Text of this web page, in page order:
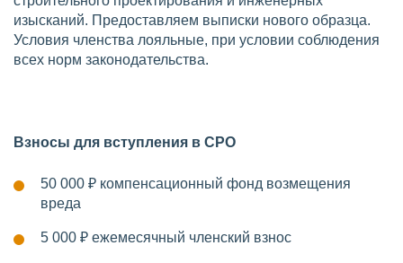
изысканий. Предоставляем выписки нового образца.
Условия членства лояльные, при условии соблюдения
всех норм законодательства.
Взносы для вступления в СРО
50 000 ₽ компенсационный фонд возмещения
вреда
5 000 ₽ ежемесячный членский взнос